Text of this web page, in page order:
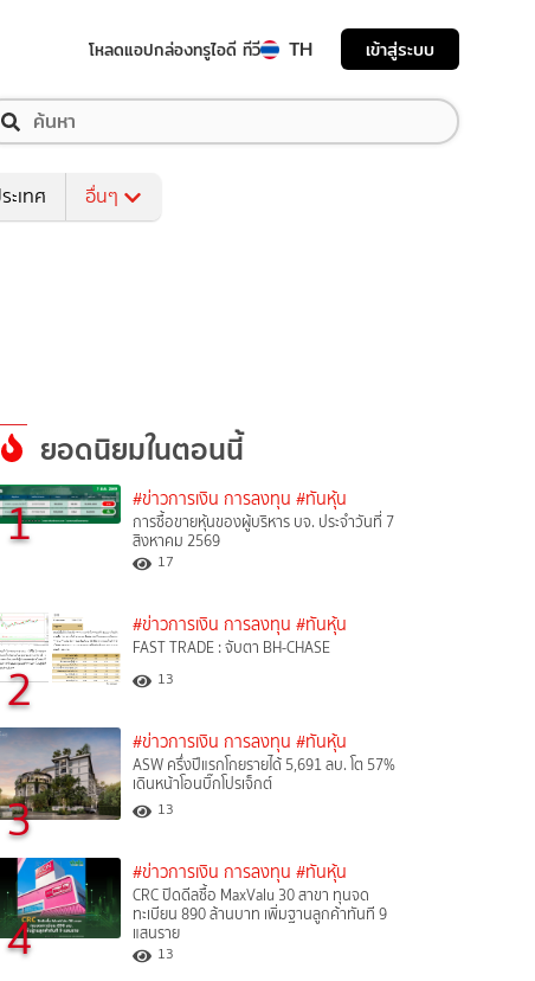
โหลดแอปกล่องทรูไอดี ทีวี TH เข้าสู่ระบบ
ะเทศ อื่นๆ
ยอดนิยมในตอนนี้
1 #ข่าวการเงิน การลงทุน #ทันหุ้น
การซื้อขายหุ้นของผู้บริหาร บจ. ประจำวันที่ 7
สิงหาคม 2569
17
2
#ข่าวการเงิน การลงทุน #ทันหุ้น
FAST TRADE : จับตา BH-CHASE
13
3
#ข่าวการเงิน การลงทุน #ทันหุ้น
ASW ครึ่งปีแรกโกยรายได้ 5,691 ลบ. โต 57%
เดินหน้าโอนบิ๊กโปรเจ็กต์
13
4
#ข่าวการเงิน การลงทุน #ทันหุ้น
CRC ปิดดีลซื้อ MaxValu 30 สาขา ทุนจด
ทะเบียน 890 ล้านบาท เพิ่มฐานลูกค้าทันที 9
แสนราย
13